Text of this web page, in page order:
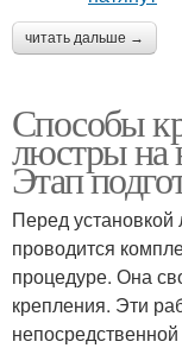
читать дальше →
Способы
люстры на
Этап
Перед
проводится
процедуре. Она
крепления. Эти